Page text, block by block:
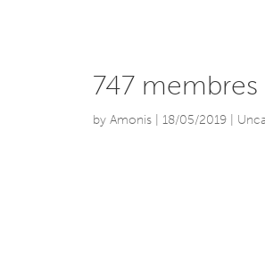
747
byAmonis |18/05/2019 |